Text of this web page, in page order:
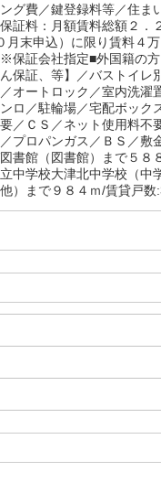
グ費／鍵登録料等／住
証料：月額賃料総額２．
末申込）に限り賃料４
保証会社指定■外国籍の
証、等】／バストイレ
オートロック／室内洗
ロ／駐輪場／宅配ボッ
／ＣＳ／ネット使用料不
プロパンガス／ＢＳ／
館（図書館）まで５８
中学校大津北中学校（
）まで９８４ｍ/賃貸戸数